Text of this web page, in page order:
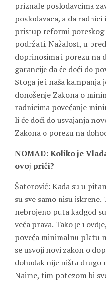
priznale poslodavcima
poslodavaca, a da radnici
pristup reformi poreskog
podržati. Nažalost, u
doprinosima i porezu na
garancije da će doći do
Stoga je i naša kampanja
donošenje Zakona o
radnicima povećanje
li će doći do usvajanja
Zakona o porezu na
NOMAD: Koliko je
ovoj priči?
Šatorović: Kada su u
su sve samo nisu iskrene.
nebrojeno puta kadgod
veća prava. Tako je i
poveća minimalnu platu
se usvoji novi zakon o
dohodak nije ništa drugo
Naime, tim potezom bi